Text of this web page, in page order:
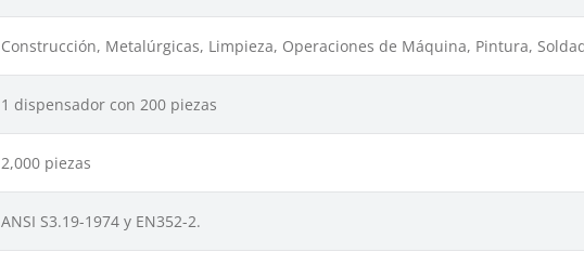
Construcción, Metalúrgicas, Limpieza, Operaciones de Máquina, Pintura,
1 dispensador con 200 piezas
2,000 piezas
ANSI S3.19-1974 y EN352-2.